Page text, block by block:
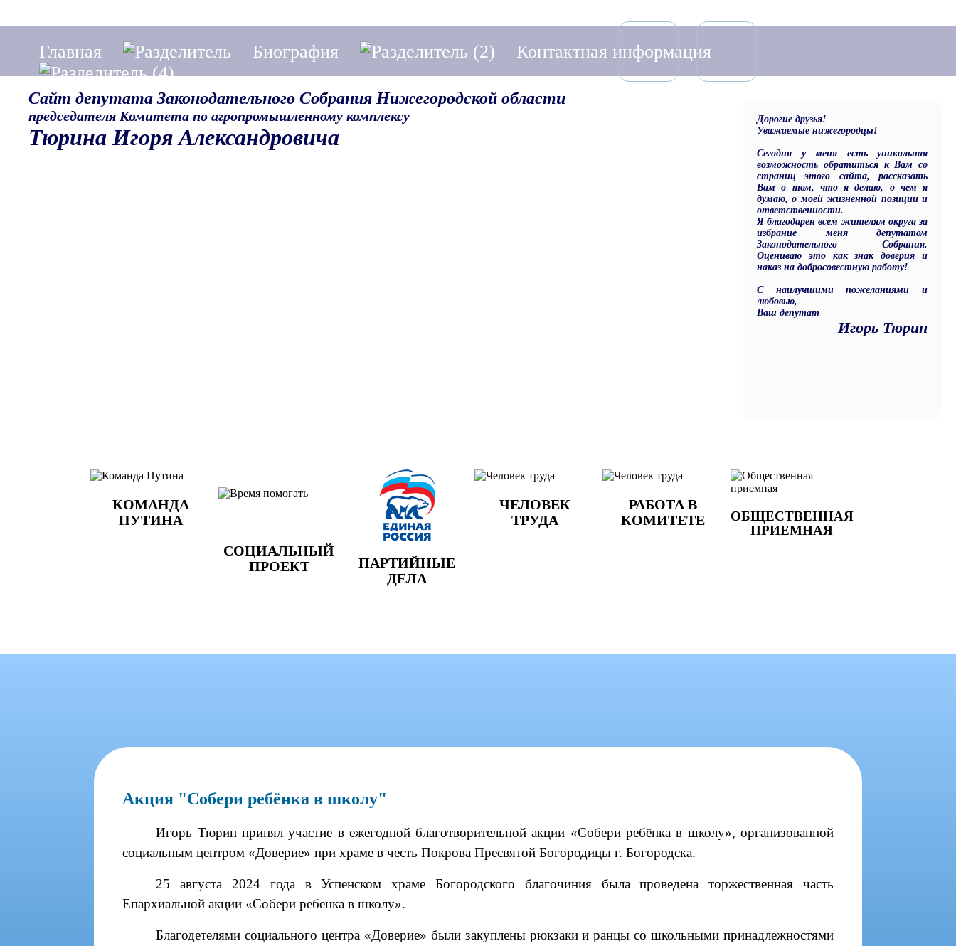
Главная Биография Контактная информация
Сайт депутата Законодательного Собрания Нижегородской области
председателя Комитета по агропромышленному комплексу
Тюрина Игоря Александровича
Дорогие друзья!
Уважаемые нижегородцы!
Сегодня у меня есть уникальная
возможность обратиться к Вам со
страниц этого сайта, рассказать
Вам о том, что я делаю, о чем я
думаю, о моей жизненной позиции и
ответственности.
Я благодарен всем жителям округа за
избрание меня депутатом
Законодательного Собрания.
Оцениваю это как знак доверия и
наказ на добросовестную работу!
С наилучшими пожеланиями и
любовью,
Ваш депутат
Игорь Тюрин
КОМАНДА
ПУТИНА
СОЦИАЛЬНЫЙ
ПРОЕКТ
ПАРТИЙНЫЕ
ДЕЛА
ЧЕЛОВЕК
ТРУДА
РАБОТА В
КОМИТЕТЕ
ОБЩЕСТВЕННАЯ
ПРИЕМНАЯ
Акция "Собери ребёнка в школу"
Игорь Тюрин принял участие в ежегодной благотворительной акции «Собери ребёнка в школу», организованной
социальным центром «Доверие» при храме в честь Покрова Пресвятой Богородицы г. Богородска.
25 августа 2024 года в Успенском храме Богородского благочиния была проведена торжественная часть
Епархиальной акции «Собери ребенка в школу».
Благодетелями социального центра «Доверие» были закуплены рюкзаки и ранцы со школьными принадлежностями